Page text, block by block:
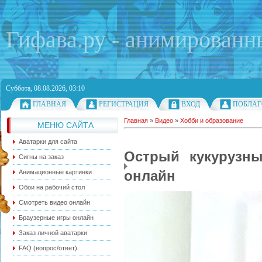
Гифава.ру -
Суббота, 08.08.2026, 03:10
ГЛАВНАЯ
РЕГИСТРАЦИЯ ВХОД
МЕНЮ САЙТА
Аватарки для сайта
Сигны на заказ
Анимационные картинки
Обои на рабочий стол
Смотреть видео онлайн
Браузерные игры онлайн
Заказ личной аватарки
FAQ (вопрос/ответ)
Главная » Видео » Хобби и образование
Острый
онлайн